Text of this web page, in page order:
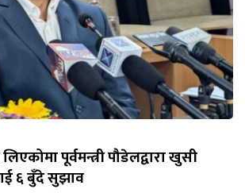
पूर्वमन्त्री पौडेलद्वारा खुसी
६ बुँदे सुझाव